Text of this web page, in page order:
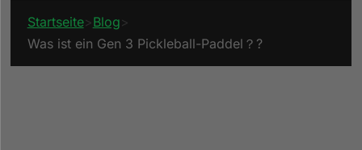
Startseite>Blog>
Was ist ein Gen 3 Pickleball-Paddel？?